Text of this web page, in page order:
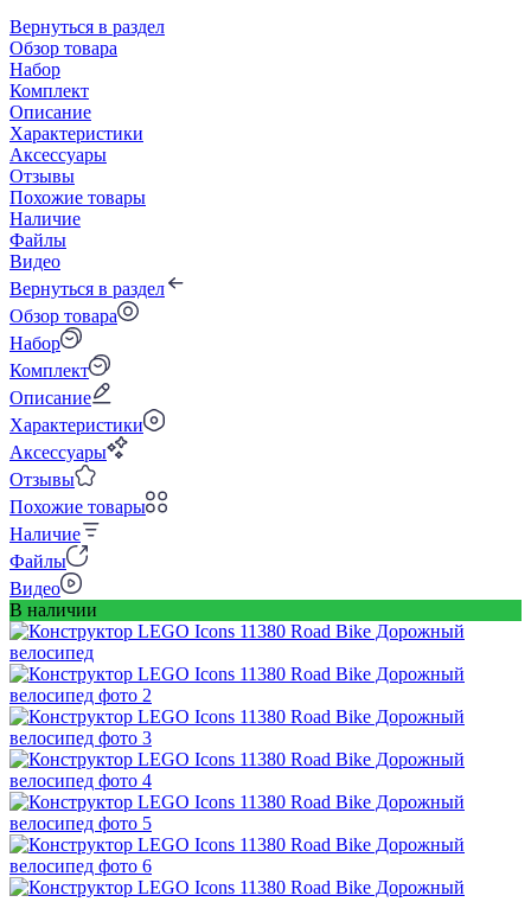
Вернуться в раздел
Обзор товара
Набор
Комплект
Описание
Характеристики
Аксессуары
Отзывы
Похожие товары
Наличие
Файлы
Видео
Вернуться в раздел
Обзор товара
Набор
Комплект
Описание
Характеристики
Аксессуары
Отзывы
Похожие товары
Наличие
Файлы
Видео
В наличии